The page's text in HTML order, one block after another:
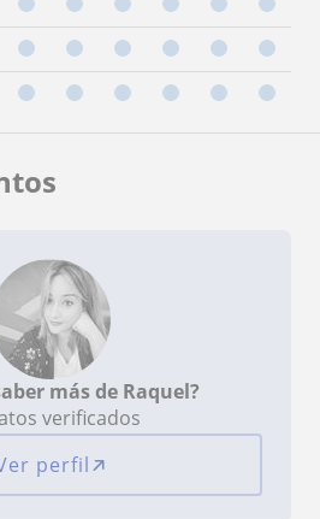
más de Raquel?
verificados
perfil